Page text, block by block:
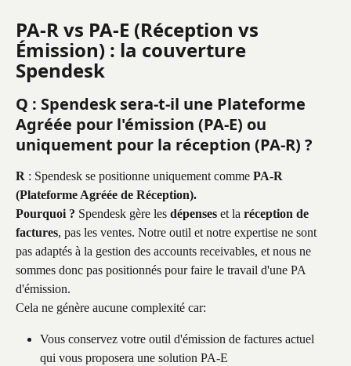
PA-R vs PA-E (Réception vs
Émission) : la couverture
Spendesk
Q : Spendesk sera-t-il une Plateforme
Agréée pour l'émission (PA-E) ou
uniquement pour la réception (PA-R) ?
R : Spendesk se positionne uniquement comme PA-R
(Plateforme Agréée de Réception).
Pourquoi ? Spendesk gère les dépenses et la réception de
factures, pas les ventes. Notre outil et notre expertise ne sont
pas adaptés à la gestion des accounts receivables, et nous ne
sommes donc pas positionnés pour faire le travail d'une PA
d'émission.
Cela ne génère aucune complexité car:
Vous conservez votre outil d'émission de factures actuel
qui vous proposera une solution PA-E